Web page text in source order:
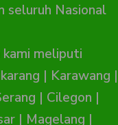
seluruh Nasional
kami meliputi
| Karawang |
| Cilegon |
| Magelang |